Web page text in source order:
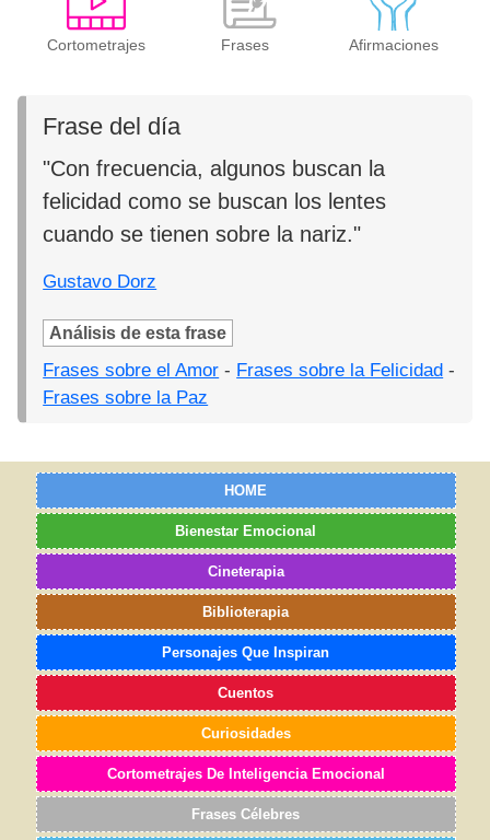
Cortometrajes Frases Afirmaciones
Frase del día
"Con frecuencia, algunos buscan la
felicidad como se buscan los lentes
cuando se tienen sobre la nariz."
Gustavo Dorz
Análisis de esta frase
Frases sobre el Amor - Frases sobre la Felicidad -
Frases sobre la Paz
HOME
Bienestar Emocional
Cineterapia
Biblioterapia
Personajes Que Inspiran
Cuentos
Curiosidades
Cortometrajes De Inteligencia Emocional
Frases Célebres